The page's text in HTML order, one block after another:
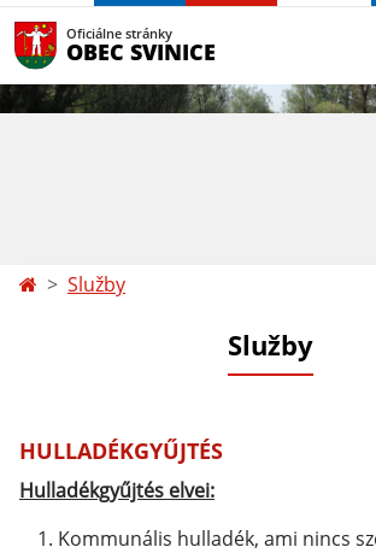
Oficiálne stránky
OBEC SVINICE
Služby
Služby
HULLADÉKGYŰJTÉS
Hulladékgyűjtés elvei:
Kommunális hulladék, ami nincs